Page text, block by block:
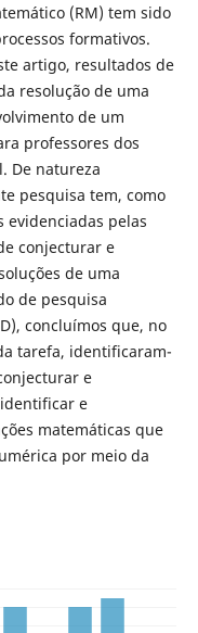
(RM) tem sido
formativos.
artigo, resultados de
resolução de uma
de um
professores dos
De natureza
pesquisa tem, como
evidenciadas pelas
conjecturar e
de uma
de pesquisa
concluímos que, no
tarefa, identificaram-
e
e
matemáticas que
por meio da